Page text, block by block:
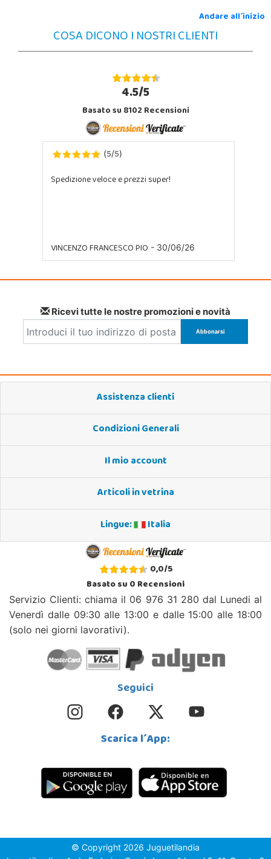
Andare all´inizio
COSA DICONO I NOSTRI CLIENTI
4.5/5
Basato su 8102 Recensioni
(5/5)
Spedizione veloce e prezzi super!
VINCENZO FRANCESCO PIO - 30/06/26
Ricevi tutte le nostre promozioni e novità
Assistenza clienti
Condizioni Generali
Il mio account
Articoli in vetrina
Lingue:
Italia
0,0/5
Basato su0Recensioni
Servizio Clienti: chiama il 06 976 31 280 dal Lunedi al
Venerdì dalle 09:30 alle 13:00 e dalle 15:00 alle 18:00
(solo nei giorni lavorativi).
Seguici
Scarica l´App:
© Copyright 2026 Juguetilandia